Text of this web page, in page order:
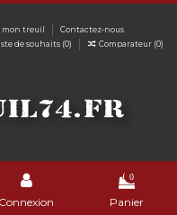
mon treuil
Contactez-nous
de souhaits (0) Comparateur (0)
Connexion
0
Panier